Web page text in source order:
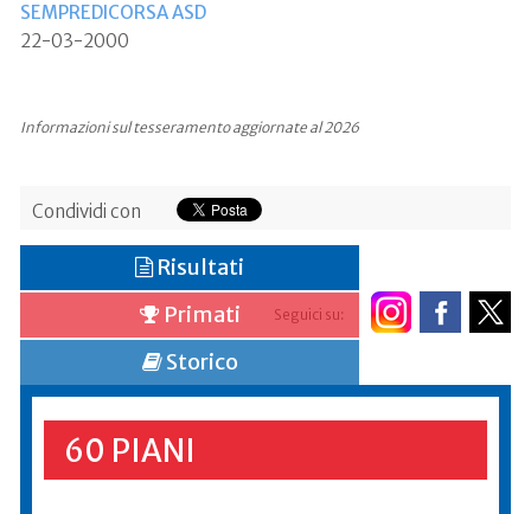
SEMPREDICORSA ASD
22-03-2000
Informazioni sul tesseramento aggiornate al 2026
Condividi con
Seguici su:
Risultati
Primati
Storico
60 PIANI